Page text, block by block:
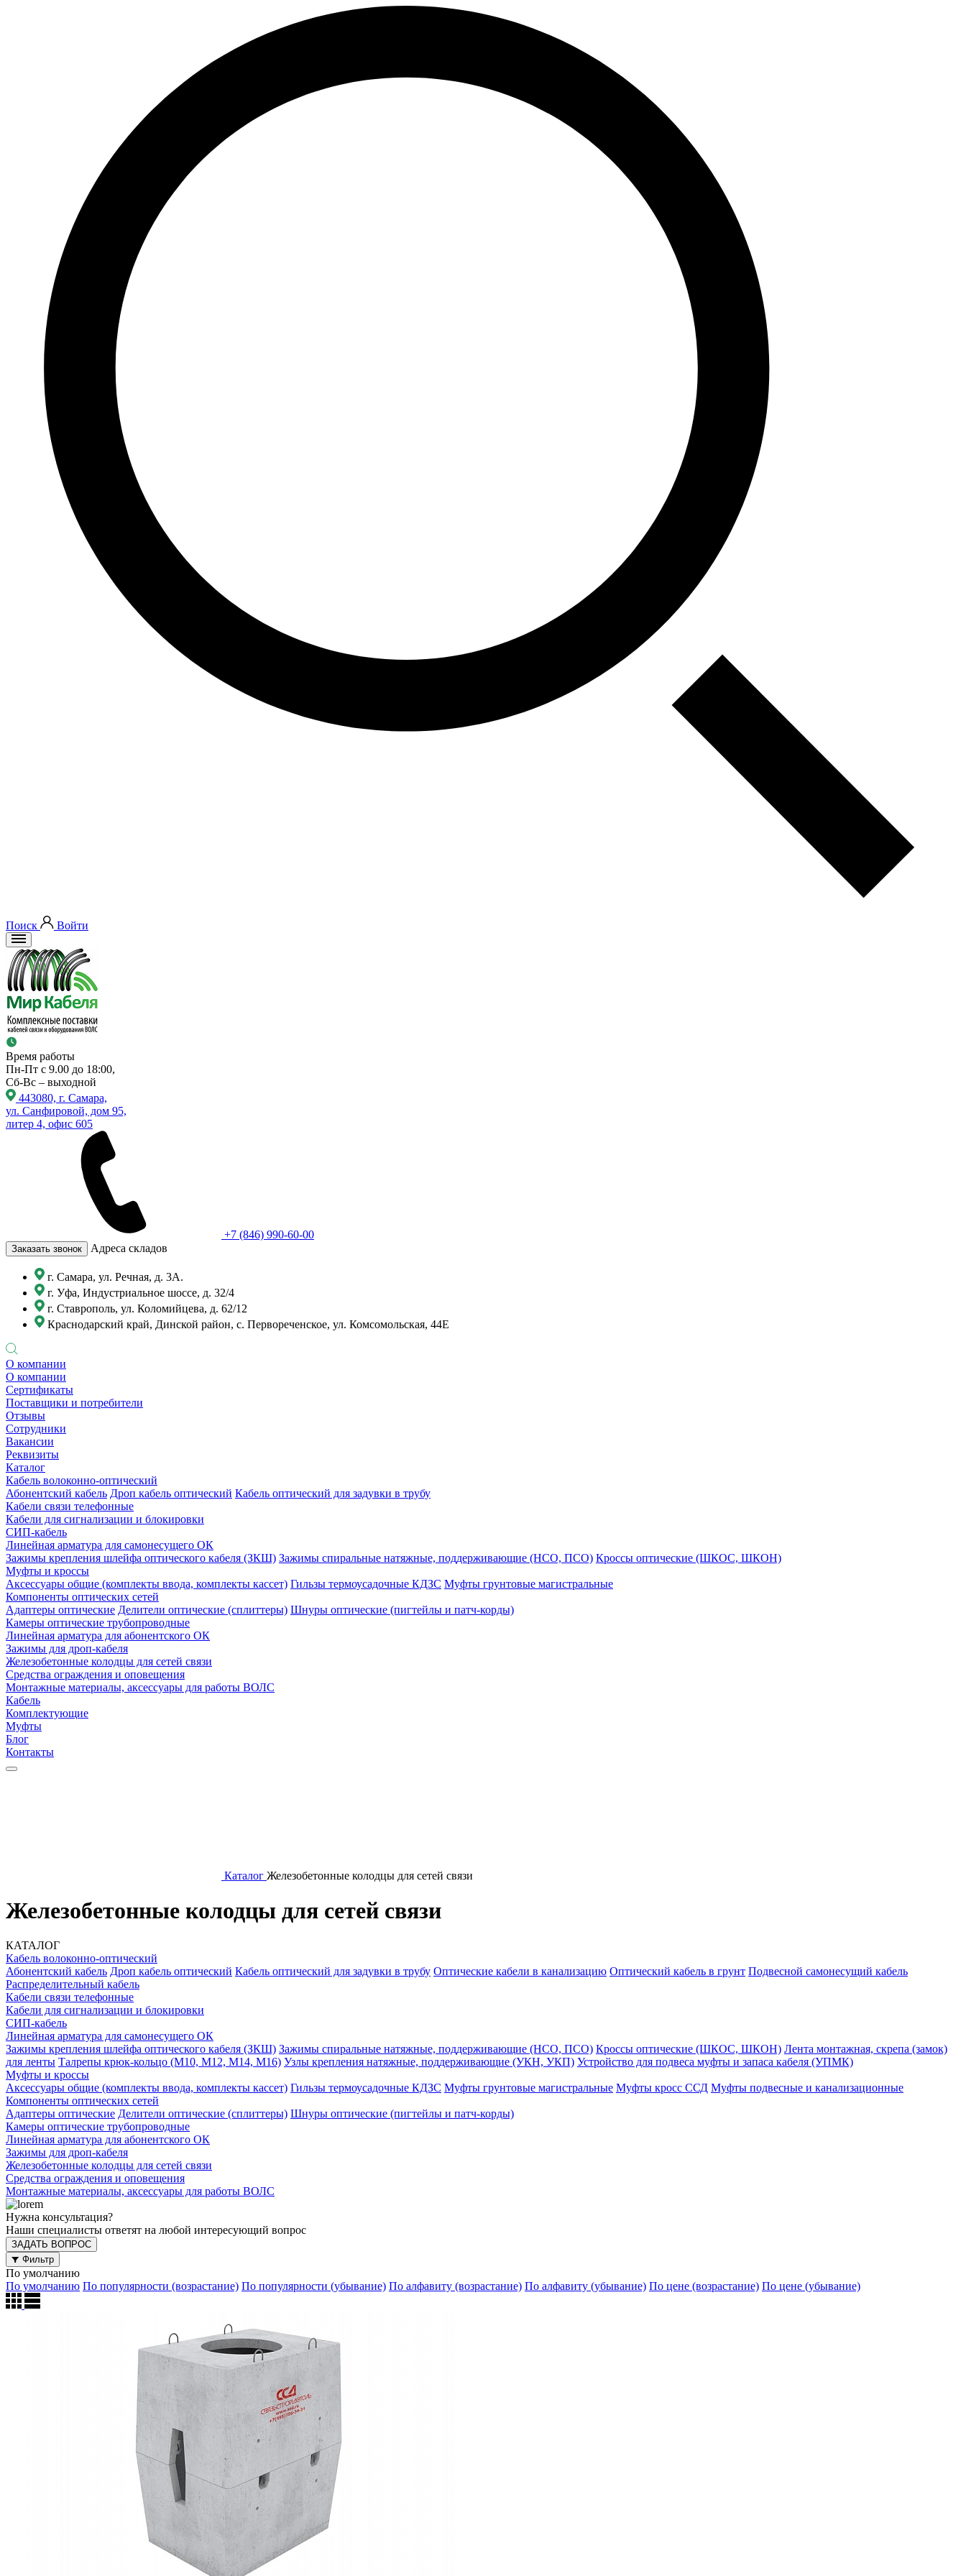
Поиск Войти
Время работы
Пн-Пт с 9.00 до 18:00,
Сб-Вс – выходной
443080, г. Самара,
ул. Санфировой, дом 95,
литер 4, офис 605
+7 (846) 990-60-00
Заказать звонок Адреса складов
г. Самара, ул. Речная, д. 3А.
г. Уфа, Индустриальное шоссе, д. 32/4
г. Ставрополь, ул. Коломийцева, д. 62/12
Краснодарский край, Динской район, с. Первореченское, ул. Комсомольская, 44Е
О компании
О компании
Сертификаты
Поставщики и потребители
Отзывы
Сотрудники
Вакансии
Реквизиты
Каталог
Кабель волоконно-оптический
Абонентский кабель Дроп кабель оптический Кабель оптический для задувки в трубу
Кабели связи телефонные
Кабели для сигнализации и блокировки
СИП-кабель
Линейная арматура для самонесущего ОК
Зажимы крепления шлейфа оптического кабеля (ЗКШ) Зажимы спиральные натяжные, поддерживающие (НСО, ПСО) Кроссы оптические (ШКОС, ШКОН)
Муфты и кроссы
Аксессуары общие (комплекты ввода, комплекты кассет) Гильзы термоусадочные КДЗС Муфты грунтовые магистральные
Компоненты оптических сетей
Адаптеры оптические Делители оптические (сплиттеры) Шнуры оптические (пигтейлы и патч-корды)
Камеры оптические трубопроводные
Линейная арматура для абонентского ОК
Зажимы для дроп-кабеля
Железобетонные колодцы для сетей связи
Средства ограждения и оповещения
Монтажные материалы, аксессуары для работы ВОЛС
Кабель
Комплектующие
Муфты
Блог
Контакты
Каталог Железобетонные колодцы для сетей связи
Железобетонные колодцы для сетей связи
КАТАЛОГ
Кабель волоконно-оптический
Абонентский кабель Дроп кабель оптический Кабель оптический для задувки в трубу Оптические кабели в канализацию Оптический кабель в грунт Подвесной самонесущий кабель
Распределительный кабель
Кабели связи телефонные
Кабели для сигнализации и блокировки
СИП-кабель
Линейная арматура для самонесущего ОК
Зажимы крепления шлейфа оптического кабеля (ЗКШ) Зажимы спиральные натяжные, поддерживающие (НСО, ПСО) Кроссы оптические (ШКОС, ШКОН) Лента монтажная, скрепа (замок)
для ленты Талрепы крюк-кольцо (М10, М12, М14, М16) Узлы крепления натяжные, поддерживающие (УКН, УКП) Устройство для подвеса муфты и запаса кабеля (УПМК)
Муфты и кроссы
Аксессуары общие (комплекты ввода, комплекты кассет) Гильзы термоусадочные КДЗС Муфты грунтовые магистральные Муфты кросс ССД Муфты подвесные и канализационные
Компоненты оптических сетей
Адаптеры оптические Делители оптические (сплиттеры) Шнуры оптические (пигтейлы и патч-корды)
Камеры оптические трубопроводные
Линейная арматура для абонентского ОК
Зажимы для дроп-кабеля
Железобетонные колодцы для сетей связи
Средства ограждения и оповещения
Монтажные материалы, аксессуары для работы ВОЛС
Нужна консультация?
Наши специалисты ответят на любой интересующий вопрос
ЗАДАТЬ ВОПРОС
Фильтр
По умолчанию
По умолчанию По популярности (возрастание) По популярности (убывание) По алфавиту (возрастание) По алфавиту (убывание) По цене (возрастание) По цене (убывание)